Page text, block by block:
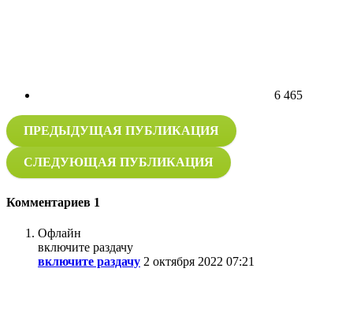
6 465
ПРЕДЫДУЩАЯ ПУБЛИКАЦИЯ
СЛЕДУЮЩАЯ ПУБЛИКАЦИЯ
Комментариев 1
Офлайн
включите раздачу
включите раздачу 2 октября 2022 07:21